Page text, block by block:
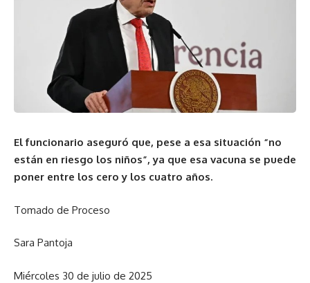
El funcionario aseguró que, pese a esa situación “no
están en riesgo los niños”, ya que esa vacuna se puede
poner entre los cero y los cuatro años.
Tomado de Proceso
Sara Pantoja
Miércoles 30 de julio de 2025